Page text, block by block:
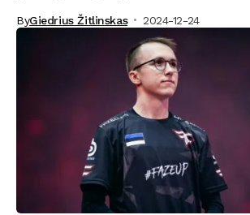
ByGiedrius Žitlinskas 2024-12-24